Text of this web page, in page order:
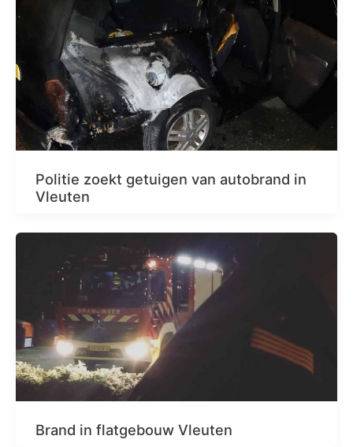
Politie zoekt getuigen van autobrand in
Vleuten
Brand in flatgebouw Vleuten